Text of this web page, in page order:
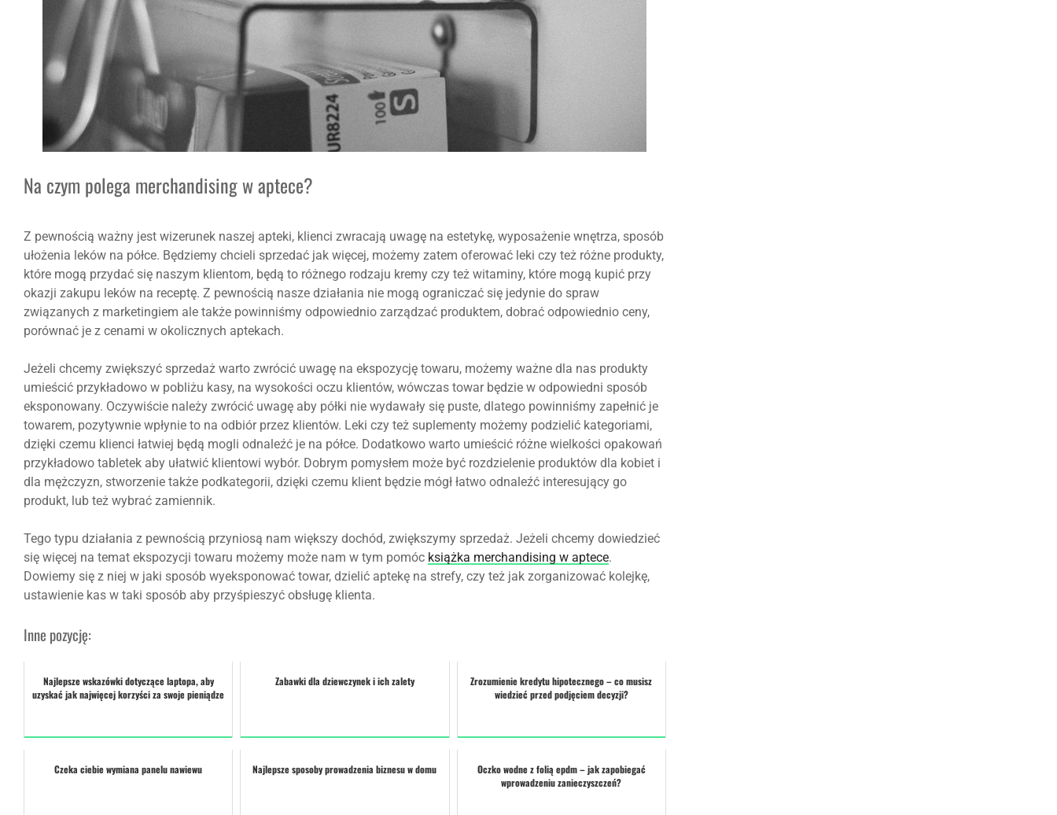
Na czym polega merchandising w aptece?
Z pewnością ważny jest wizerunek naszej apteki, klienci zwracają uwagę na estetykę, wyposażenie wnętrza, sposób
ułożenia leków na półce. Będziemy chcieli sprzedać jak więcej, możemy zatem oferować leki czy też różne produkty,
które mogą przydać się naszym klientom, będą to różnego rodzaju kremy czy też witaminy, które mogą kupić przy
okazji zakupu leków na receptę. Z pewnością nasze działania nie mogą ograniczać się jedynie do spraw
związanych z marketingiem ale także powinniśmy odpowiednio zarządzać produktem, dobrać odpowiednio ceny,
porównać je z cenami w okolicznych aptekach.
Jeżeli chcemy zwiększyć sprzedaż warto zwrócić uwagę na ekspozycję towaru, możemy ważne dla nas produkty
umieścić przykładowo w pobliżu kasy, na wysokości oczu klientów, wówczas towar będzie w odpowiedni sposób
eksponowany. Oczywiście należy zwrócić uwagę aby półki nie wydawały się puste, dlatego powinniśmy zapełnić je
towarem, pozytywnie wpłynie to na odbiór przez klientów. Leki czy też suplementy możemy podzielić kategoriami,
dzięki czemu klienci łatwiej będą mogli odnaleźć je na półce. Dodatkowo warto umieścić różne wielkości opakowań
przykładowo tabletek aby ułatwić klientowi wybór. Dobrym pomysłem może być rozdzielenie produktów dla kobiet i
dla mężczyzn, stworzenie także podkategorii, dzięki czemu klient będzie mógł łatwo odnaleźć interesujący go
produkt, lub też wybrać zamiennik.
Tego typu działania z pewnością przyniosą nam większy dochód, zwiększymy sprzedaż. Jeżeli chcemy dowiedzieć
się więcej na temat ekspozycji towaru możemy może nam w tym pomóc książka merchandising w aptece.
Dowiemy się z niej w jaki sposób wyeksponować towar, dzielić aptekę na strefy, czy też jak zorganizować kolejkę,
ustawienie kas w taki sposób aby przyśpieszyć obsługę klienta.
Inne pozycję:
Najlepsze wskazówki dotyczące laptopa, aby
uzyskać jak najwięcej korzyści za swoje pieniądze
Zabawki dla dziewczynek i ich zalety
Zrozumienie kredytu hipotecznego – co musisz
wiedzieć przed podjęciem decyzji?
Czeka ciebie wymiana panelu nawiewu Najlepsze sposoby prowadzenia biznesu w domu
Oczko wodne z folią epdm – jak zapobiegać
wprowadzeniu zanieczyszczeń?